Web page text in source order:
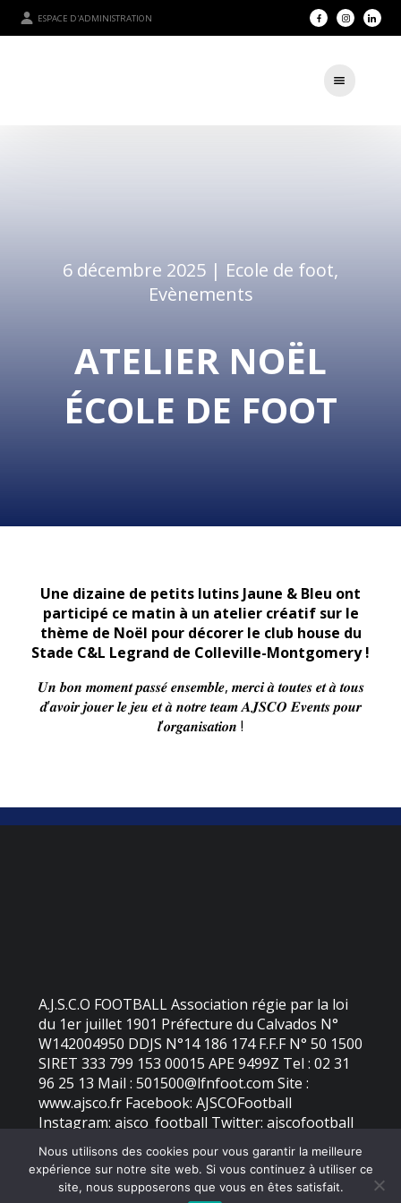
ESPACE D'ADMINISTRATION
6 décembre 2025 | Ecole de foot,
Evènements
ATELIER NOËL
ÉCOLE DE FOOT
Une dizaine de petits lutins Jaune & Bleu ont
participé ce matin à un atelier créatif sur le
thème de Noël pour décorer le club house du
Stade C&L Legrand de Colleville-Montgomery !
𝑼𝒏 𝒃𝒐𝒏 𝒎𝒐𝒎𝒆𝒏𝒕 𝒑𝒂𝒔𝒔𝒆́ 𝒆𝒏𝒔𝒆𝒎𝒃𝒍𝒆, 𝒎𝒆𝒓𝒄𝒊 𝒂̀ 𝒕𝒐𝒖𝒕𝒆𝒔 𝒆𝒕 𝒂̀ 𝒕𝒐𝒖𝒔
𝒅’𝒂𝒗𝒐𝒊𝒓 𝒋𝒐𝒖𝒆𝒓 𝒍𝒆 𝒋𝒆𝒖 𝒆𝒕 𝒂̀ 𝒏𝒐𝒕𝒓𝒆 𝒕𝒆𝒂𝒎 𝑨𝑱𝑺𝑪𝑶 𝑬𝒗𝒆𝒏𝒕𝒔 𝒑𝒐𝒖𝒓
𝒍’𝒐𝒓𝒈𝒂𝒏𝒊𝒔𝒂𝒕𝒊𝒐𝒏 !
A.J.S.C.O FOOTBALL Association régie par la loi
du 1er juillet 1901 Préfecture du Calvados N°
W142004950 DDJS N°14 186 174 F.F.F N° 50 1500
SIRET 333 799 153 00015 APE 9499Z Tel : 02 31
96 25 13 Mail : 501500@lfnfoot.com Site :
www.ajsco.fr Facebook: AJSCOFootball
Instagram: ajsco_football Twitter: ajscofootball
2026 - AJS Colleville Ouistreham | Site internet réalisé par
Nous utilisons des cookies pour vous garantir la meilleure
expérience sur notre site web. Si vous continuez à utiliser ce
site, nous supposerons que vous en êtes satisfait.